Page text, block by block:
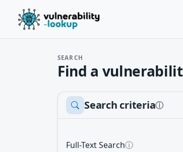
SEARCH
Find a
Search criteriaⓘ
Full-Text Searchⓘ